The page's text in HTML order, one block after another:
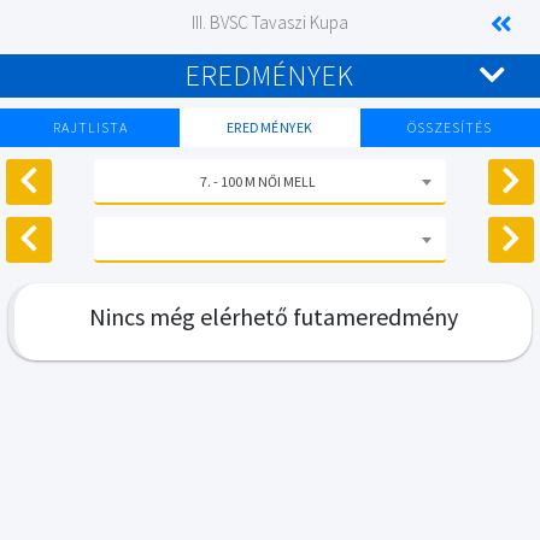
III. BVSC Tavaszi Kupa
EREDMÉNYEK
RAJTLISTA EREDMÉNYEK ÖSSZESÍTÉS
7. - 100 M NŐI MELL
Nincs még elérhető futameredmény